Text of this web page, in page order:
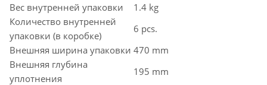
Вес внутренней упаковки
1.4 kg
Количество внутренней
упаковки (в коробке)
6 pcs.
Внешняя ширина упаковки 470 mm
Внешняя глубина
уплотнения
195 mm